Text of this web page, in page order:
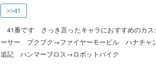
>>41
41番です さっき言ったキャラにおすすめのカ
ーサー プクプク→ファイヤーモービル ハナチャ
追記 ハンマーブロス→ロボットバイク